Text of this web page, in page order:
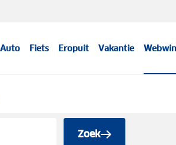
Auto Fiets Eropuit Vakantie
Zoek